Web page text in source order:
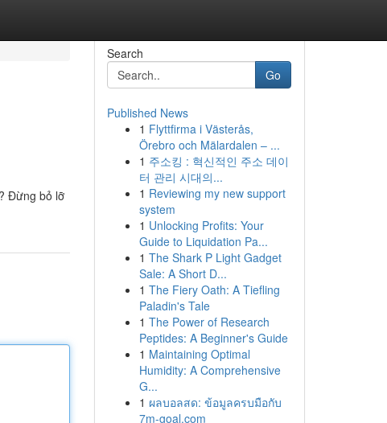
Đừng bỏ lỡ
Search
Go
Published News
1 Flyttfirma i Västerås,
Örebro och Mälardalen – ...
1 주소킹 : 혁신적인 주소 데이
터 관리 시대의...
1 Reviewing my new support
system
1 Unlocking Profits: Your
Guide to Liquidation Pa...
1 The Shark P Light Gadget
Sale: A Short D...
1 The Fiery Oath: A Tiefling
Paladin's Tale
1 The Power of Research
Peptides: A Beginner's Guide
1 Maintaining Optimal
Humidity: A Comprehensive
G...
1 ผลบอลสด: ข้อมูลครบมือกับ
7m-goal.com